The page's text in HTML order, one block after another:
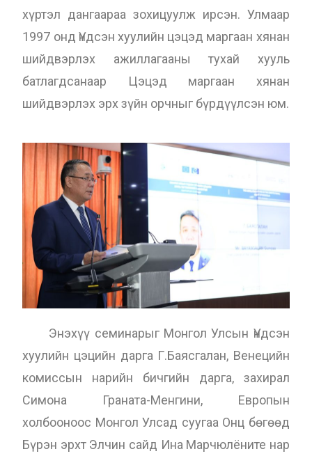
хүртэл дангаараа зохицуулж ирсэн. Улмаар
1997 онд Үндсэн хуулийн цэцэд маргаан хянан
шийдвэрлэх ажиллагааны тухай хууль
батлагдсанаар Цэцэд маргаан хянан
шийдвэрлэх эрх зүйн орчныг бүрдүүлсэн юм.
Энэхүү семинарыг Монгол Улсын Үндсэн
хуулийн цэцийн дарга Г.Баясгалан, Венецийн
комиссын нарийн бичгийн дарга, захирал
Симона Граната-Менгини, Европын
холбооноос Монгол Улсад суугаа Онц бөгөөд
Бүрэн эрхт Элчин сайд Ина Марчюлёните нар